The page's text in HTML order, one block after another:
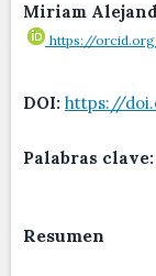
Miriam
https://
DOI: https://
Palabras clave:
Resumen